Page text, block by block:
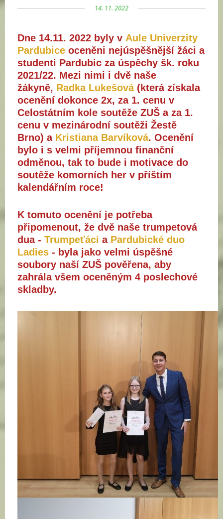
14. 11. 2022
Dne 14.11. 2022 byly v Aule Univerzity
Pardubice oceněni nejúspěšnější žáci a
studenti Pardubic za úspěchy šk. roku
2021/22. Mezi nimi i dvě naše
žákyně, Radka Lukešová(která získala
ocenění dokonce 2x, za 1. cenu v
Celostátním kole soutěže ZUŠ a za 1.
cenu v mezinárodní soutěži Žestě
Brno) a Kristiana Barvíková. Ocenění
bylo i s velmi příjemnou finanční
odměnou, tak to bude i motivace do
soutěže komorních her v příštím
kalendářním roce!
K tomuto ocenění je potřeba
připomenout, že dvě naše trumpetová
dua - Trumpeťáci a Pardubické duo
Ladies - byla jako velmi úspěšné
soubory naší ZUŠ pověřena, aby
zahrála všem oceněným 4 poslechové
skladby.